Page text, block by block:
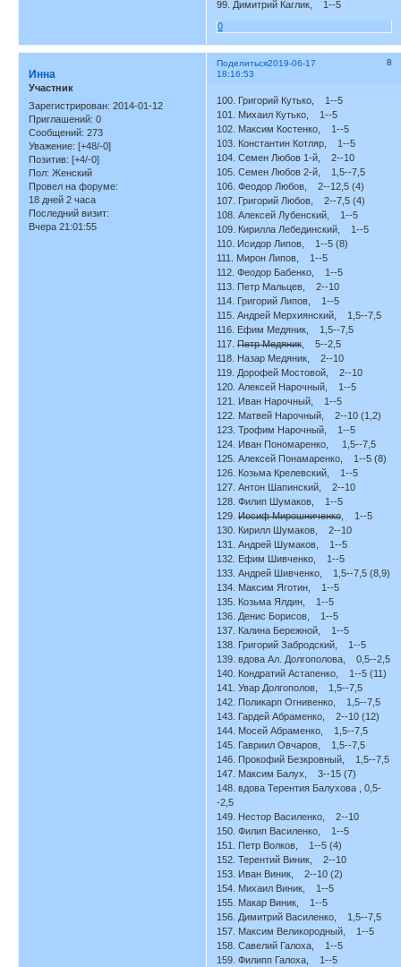
99. Димитрий Каглик, 1--5
0
Поделиться 8
2019-06-17
18:16:53
Инна
Участник
Зарегистрирован: 2014-01-12
Приглашений: 0
Сообщений: 273
Уважение: [+48/-0]
Позитив: [+4/-0]
Пол: Женский
Провел на форуме:
18 дней 2 часа
Последний визит:
Вчера 21:01:55
100. Григорий Кутько, 1--5
101. Михаил Кутько, 1--5
102. Максим Костенко, 1--5
103. Константин Котляр, 1--5
104. Семен Любов 1-й, 2--10
105. Семен Любов 2-й, 1,5--7,5
106. Феодор Любов, 2--12,5 (4)
107. Григорий Любов, 2--7,5 (4)
108. Алексей Лубенский, 1--5
109. Кирилла Лебединский, 1--5
110. Исидор Липов, 1--5 (8)
111. Мирон Липов, 1--5
112. Феодор Бабенко, 1--5
113. Петр Мальцев, 2--10
114. Григорий Липов, 1--5
115. Андрей Мерхиянский, 1,5--7,5
116. Ефим Медяник, 1,5--7,5
117.Петр Медяник , 5--2,5
118. Назар Медяник, 2--10
119. Дорофей Мостовой, 2--10
120. Алексей Нарочный, 1--5
121. Иван Нарочный, 1--5
122. Матвей Нарочный, 2--10 (1,2)
123. Трофим Нарочный, 1--5
124. Иван Пономаренко, 1,5--7,5
125. Алексей Понамаренко, 1--5 (8)
126. Козьма Крелевский, 1--5
127. Антон Шапинский, 2--10
128. Филип Шумаков, 1--5
129.Иосиф Мирошниченко , 1--5
130. Кирилл Шумаков, 2--10
131. Андрей Шумаков, 1--5
132. Ефим Шивченко, 1--5
133. Андрей Шивченко, 1,5--7,5 (8,9)
134. Максим Яготин, 1--5
135. Козьма Ялдин, 1--5
136. Денис Борисов, 1--5
137. Калина Бережной, 1--5
138. Григорий Забродский, 1--5
139. вдова Ал. Долгополова, 0,5--2,5
140. Кондратий Астапенко, 1--5 (11)
141. Увар Долгополов, 1,5--7,5
142. Поликарп Огнивенко, 1,5--7,5
143. Гардей Абраменко, 2--10 (12)
144. Мосей Абраменко, 1,5--7,5
145. Гавриил Овчаров, 1,5--7,5
146. Прокофий Безкровный, 1,5--7,5
147. Максим Балух, 3--15 (7)
148. вдова Терентия Балухова , 0,5-
-2,5
149. Нестор Василенко, 2--10
150. Филип Василенко, 1--5
151. Петр Волков, 1--5 (4)
152. Терентий Виник, 2--10
153. Иван Виник, 2--10 (2)
154. Михаил Виник, 1--5
155. Макар Виник, 1--5
156. Димитрий Василенко, 1,5--7,5
157. Максим Великородный, 1--5
158. Савелий Галоха, 1--5
159. Филипп Галоха, 1--5